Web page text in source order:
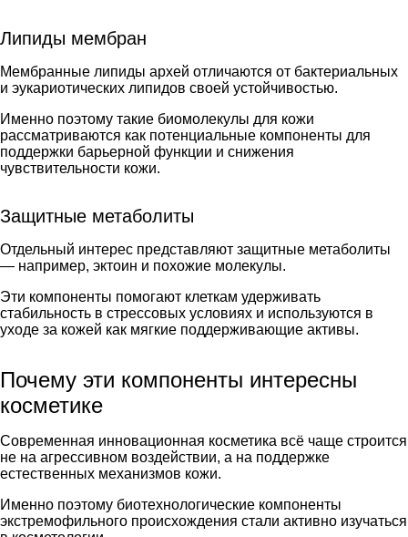
Липиды мембран
Мембранные липиды архей отличаются от бактериальных
и эукариотических липидов своей устойчивостью.
Именно поэтому такие биомолекулы для кожи
рассматриваются как потенциальные компоненты для
поддержки барьерной функции и снижения
чувствительности кожи.
Защитные метаболиты
Отдельный интерес представляют защитные метаболиты
— например, эктоин и похожие молекулы.
Эти компоненты помогают клеткам удерживать
стабильность в стрессовых условиях и используются в
уходе за кожей как мягкие поддерживающие активы.
Почему эти компоненты интересны
косметике
Современная инновационная косметика всё чаще строится
не на агрессивном воздействии, а на поддержке
естественных механизмов кожи.
Именно поэтому биотехнологические компоненты
экстремофильного происхождения стали активно изучаться